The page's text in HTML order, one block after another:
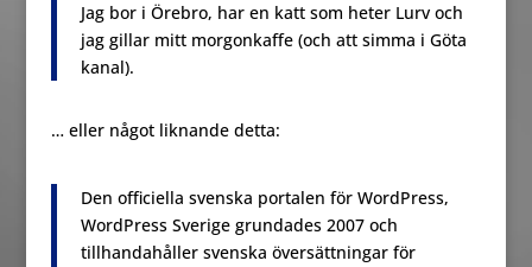
Jag bor i Örebro, har en katt som heter Lurv och
jag gillar mitt morgonkaffe (och att simma i Göta
kanal).
… eller något liknande detta:
Den officiella svenska portalen för WordPress,
WordPress Sverige grundades 2007 och
tillhandahåller svenska översättningar för